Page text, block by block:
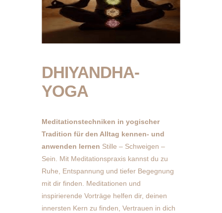
DHIYANDHA-
YOGA
Meditationstechniken in yogischer
Tradition für den Alltag kennen- und
anwenden lernen Stille – Schweigen –
Sein. Mit Meditationspraxis kannst du zu
Ruhe, Entspannung und tiefer Begegnung
mit dir finden. Meditationen und
inspirierende Vorträge helfen dir, deinen
innersten Kern zu finden, Vertrauen in dich